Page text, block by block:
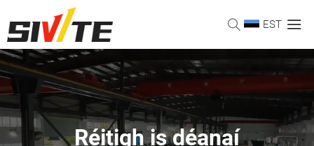
EST
Réitigh is déanaí